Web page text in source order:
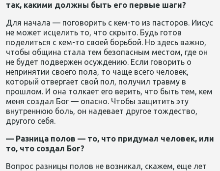
так, какими должны быть его первые шаги?
Для начала — поговорить с кем-то из пасторов. Иисус
не может исцелить то, что скрыто. Будь готов
поделиться с кем-то своей борьбой. Но здесь важно,
чтобы община стала тем безопасным местом, где он
не будет подвержен осуждению. Если говорить о
непринятии своего пола, то чаще всего человек,
который отвергает свой пол, получил травму в
прошлом. И она толкает его верить, что быть тем, кем
меня создал Бог — опасно. Чтобы защитить эту
внутреннюю боль, он надевает другое тождество,
другого себя.
— Разница полов — то, что придумал человек, или
то, что создал Бог?
Вопрос разницы полов не возникал, скажем, еще лет